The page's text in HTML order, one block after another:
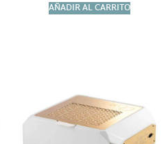
AÑADIR AL CARRITO